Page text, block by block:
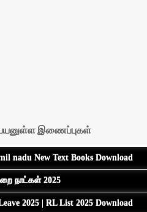
இணைப்புகள்
nadu New Text Books Download
நாட்கள் 2025
2025 | RL List 2025 Download